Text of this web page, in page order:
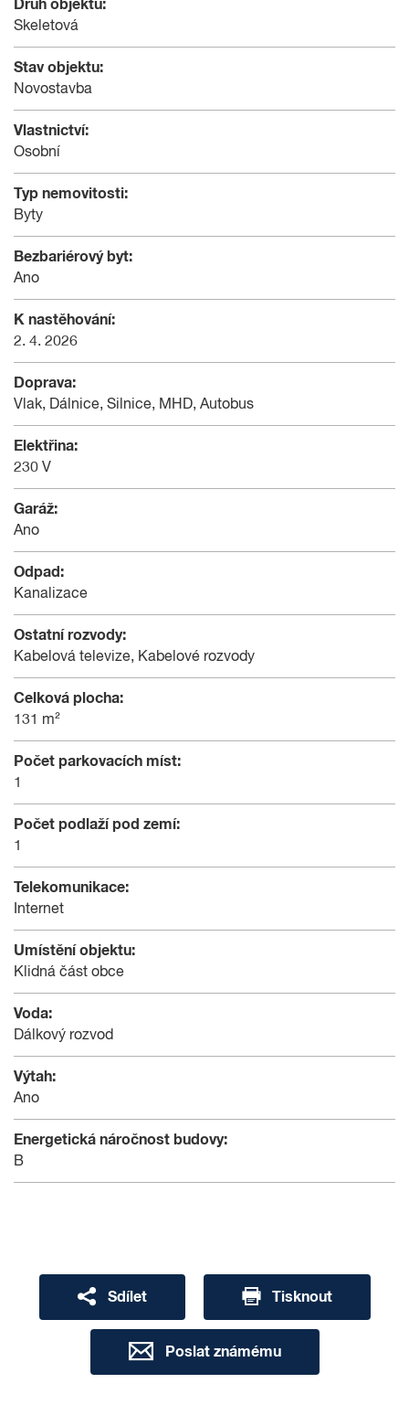
Druh objektu:
Skeletová
Stav objektu:
Novostavba
Vlastnictví:
Osobní
Typ nemovitosti:
Byty
Bezbariérový byt:
Ano
K nastěhování:
2. 4. 2026
Doprava:
Vlak, Dálnice, Silnice, MHD, Autobus
Elektřina:
230 V
Garáž:
Ano
Odpad:
Kanalizace
Ostatní rozvody:
Kabelová televize, Kabelové rozvody
Celková plocha:
131 m²
Počet parkovacích míst:
1
Počet podlaží pod zemí:
1
Telekomunikace:
Internet
Umístění objektu:
Klidná část obce
Voda:
Dálkový rozvod
Výtah:
Ano
Energetická náročnost budovy:
B
Sdílet Tisknout
Poslat známému